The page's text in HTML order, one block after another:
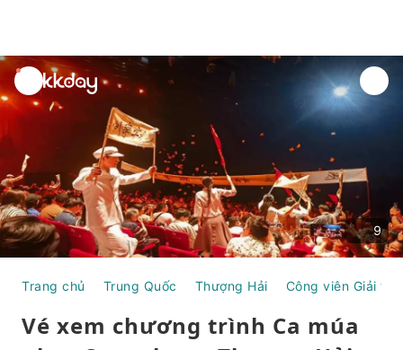
unread
notifications
9
Trang chủ Trung Quốc Thượng Hải Công viên Giải trí
Vé xem chương trình Ca múa